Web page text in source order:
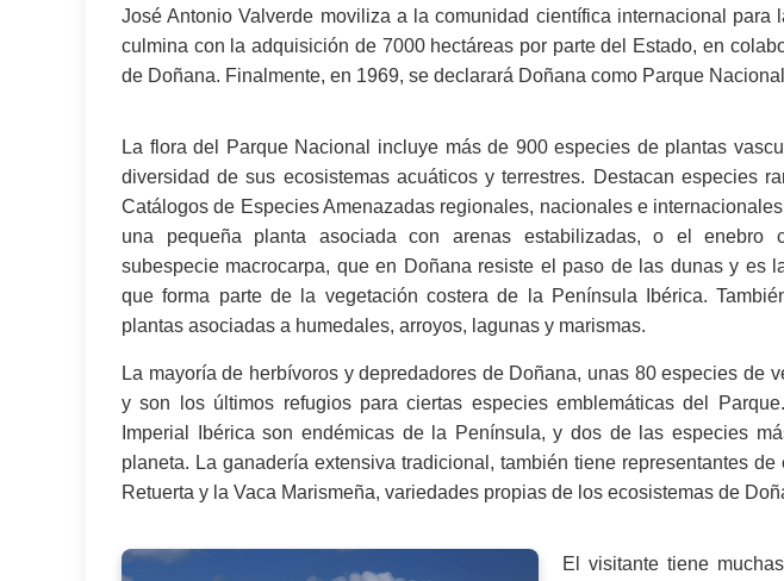
José Antonio Valverde moviliza a la comunidad científica internacional
culmina con la adquisición de 7000 hectáreas por parte del Estado, en
de Doñana. Finalmente, en 1969, se declarará Doñana como Parque Nacional
La flora del Parque Nacional incluye más de 900 especies de plantas
diversidad de sus ecosistemas acuáticos y terrestres. Destacan especies
Catálogos de Especies Amenazadas regionales, nacionales e
una pequeña planta asociada con arenas estabilizadas, o el enebro
subespecie macrocarpa, que en Doñana resiste el paso de las dunas y es
que forma parte de la vegetación costera de la Península Ibérica.
plantas asociadas a humedales, arroyos, lagunas y marismas.
La mayoría de herbívoros y depredadores de Doñana, unas 80 especies de
y son los últimos refugios para ciertas especies emblemáticas del
Imperial Ibérica son endémicas de la Península, y dos de las especies
planeta. La ganadería extensiva tradicional, también tiene representantes
Retuerta y la Vaca Marismeña, variedades propias de los ecosistemas de
El visitante tiene